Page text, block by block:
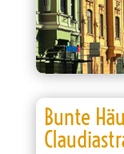
Bunte